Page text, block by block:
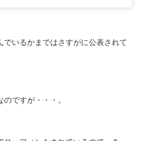
でいるかまではさすがに公表されて
ですが・・・。